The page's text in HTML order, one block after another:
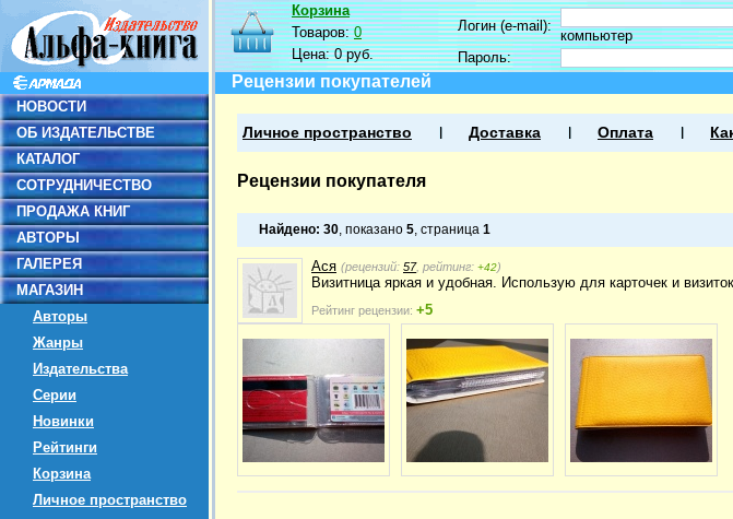
НОВОСТИ
ОБ ИЗДАТЕЛЬСТВЕ
КАТАЛОГ
СОТРУДНИЧЕСТВО
ПРОДАЖА КНИГ
АВТОРЫ
ГАЛЕРЕЯ
МАГАЗИН
Авторы
Жанры
Издательства
Серии
Новинки
Рейтинги
Корзина
Личное пространство
Корзина
Товаров:0
Цена:0 руб.
Логин (e-mail):
компьютер
Пароль:
Рецензии покупателей
Личное пространство Доставка Оплата
Рецензии покупателя
Найдено: 30, показано 5, страница 1
Ася (рецензий: 57, рейтинг: +42)
Визитница яркая и удобная. Использую для карточек и
Рейтинг рецензии: +5